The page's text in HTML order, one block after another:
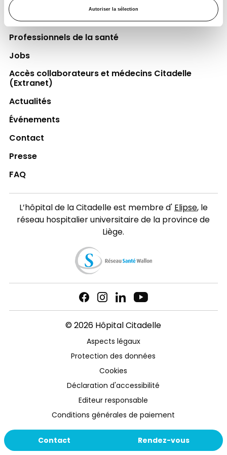
Autoriser la sélection
Contact Rendez-vous
Espace Patient
Professionnels de la santé
Jobs
Accès collaborateurs et médecins Citadelle
(Extranet)
Actualités
Événements
Contact
Presse
FAQ
L’hôpital de la Citadelle est membre d'Elipse, le
réseau hospitalier universitaire de la province de
Liège.
© 2026 Hôpital Citadelle
Aspects légaux
Protection des données
Cookies
Déclaration d'accessibilité
Editeur responsable
Conditions générales de paiement